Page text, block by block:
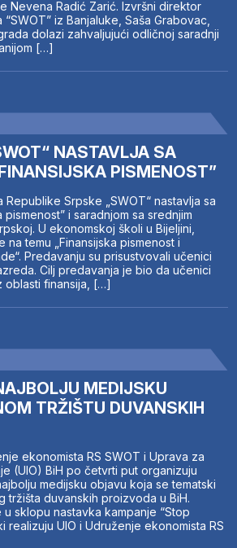
Nevena Radić Zarić. Izvršni direktor
iz Banjaluke, Saša Grabovac,
dolazi zahvaljujući odličnoj saradnji
[…]
NASTAVLJA SA
PISMENOST”
Srpske „SWOT“ nastavlja sa
pismenost” i saradnjom sa srednjim
U ekonomskoj školi u Bijeljini,
temu „Finansijska pismenost i
Predavanju su prisustvovali učenici
Cilj predavanja je bio da učenici
oblasti finansija, […]
MEDIJSKU
TRŽIŠTU DUVANSKIH
ekonomista RS SWOT i Uprava za
(UIO) BiH po četvrti put organizuju
medijsku objavu koja se tematski
tržišta duvanskih proizvoda u BiH.
sklopu nastavka kampanje “Stop
realizuju UIO i Udruženje ekonomista RS